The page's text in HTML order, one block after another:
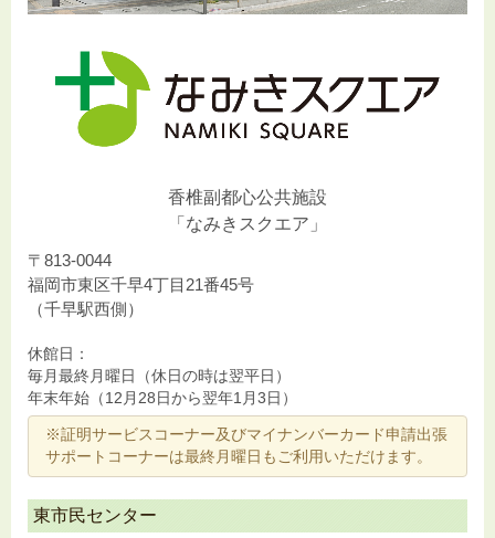
香椎副都心公共施設
「なみきスクエア」
〒813-0044
福岡市東区千早4丁目21番45号
（千早駅西側）
休館日：
毎月最終月曜日（休日の時は翌平日）
年末年始（12月28日から翌年1月3日）
※証明サービスコーナー及びマイナンバーカード申請出張
サポートコーナーは最終月曜日もご利用いただけます。
東市民センター